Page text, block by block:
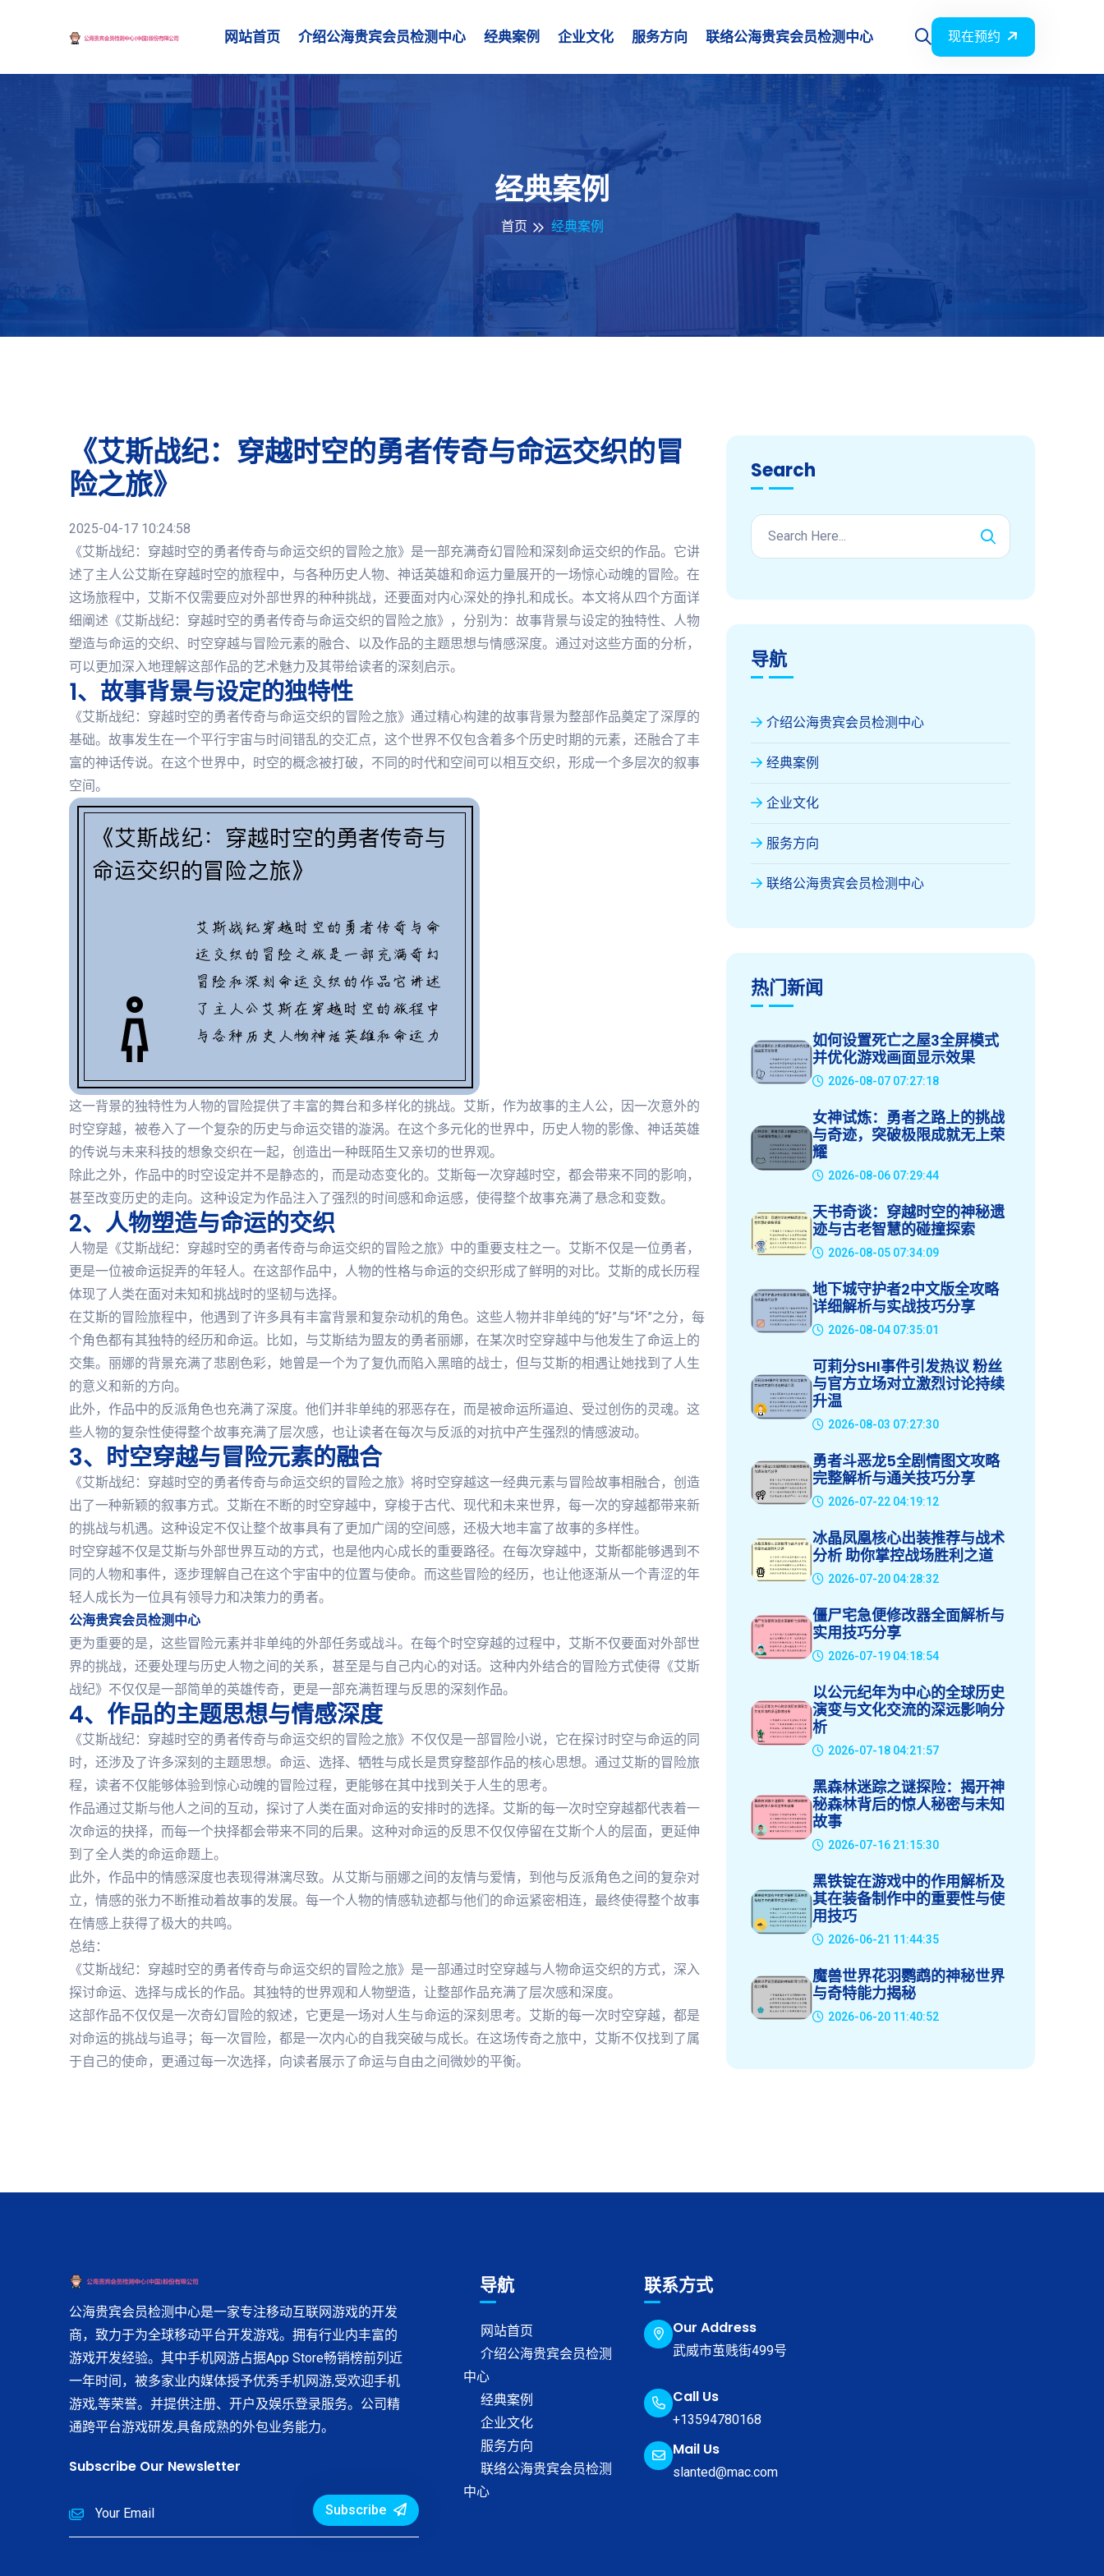
网站首页 介绍公海贵宾会员检测中心 经典案例 企业文化 服务方向 联络公海贵宾会员检测中心 现在预约
经典案例
首页 经典案例
《艾斯战纪：穿越时空的勇者传奇与命运交织的冒
险之旅》
2025-04-17 10:24:58
《艾斯战纪：穿越时空的勇者传奇与命运交织的冒险之旅》是一部充满奇幻冒险和深刻命运交织的作品。它讲
述了主人公艾斯在穿越时空的旅程中，与各种历史人物、神话英雄和命运力量展开的一场惊心动魄的冒险。在
这场旅程中，艾斯不仅需要应对外部世界的种种挑战，还要面对内心深处的挣扎和成长。本文将从四个方面详
细阐述《艾斯战纪：穿越时空的勇者传奇与命运交织的冒险之旅》，分别为：故事背景与设定的独特性、人物
塑造与命运的交织、时空穿越与冒险元素的融合、以及作品的主题思想与情感深度。通过对这些方面的分析，
可以更加深入地理解这部作品的艺术魅力及其带给读者的深刻启示。
1、故事背景与设定的独特性
《艾斯战纪：穿越时空的勇者传奇与命运交织的冒险之旅》通过精心构建的故事背景为整部作品奠定了深厚的
基础。故事发生在一个平行宇宙与时间错乱的交汇点，这个世界不仅包含着多个历史时期的元素，还融合了丰
富的神话传说。在这个世界中，时空的概念被打破，不同的时代和空间可以相互交织，形成一个多层次的叙事
空间。
这一背景的独特性为人物的冒险提供了丰富的舞台和多样化的挑战。艾斯，作为故事的主人公，因一次意外的
时空穿越，被卷入了一个复杂的历史与命运交错的漩涡。在这个多元化的世界中，历史人物的影像、神话英雄
的传说与未来科技的想象交织在一起，创造出一种既陌生又亲切的世界观。
除此之外，作品中的时空设定并不是静态的，而是动态变化的。艾斯每一次穿越时空，都会带来不同的影响，
甚至改变历史的走向。这种设定为作品注入了强烈的时间感和命运感，使得整个故事充满了悬念和变数。
2、人物塑造与命运的交织
人物是《艾斯战纪：穿越时空的勇者传奇与命运交织的冒险之旅》中的重要支柱之一。艾斯不仅是一位勇者，
更是一位被命运捉弄的年轻人。在这部作品中，人物的性格与命运的交织形成了鲜明的对比。艾斯的成长历程
体现了人类在面对未知和挑战时的坚韧与选择。
在艾斯的冒险旅程中，他遇到了许多具有丰富背景和复杂动机的角色。这些人物并非单纯的“好”与“坏”之分，每
个角色都有其独特的经历和命运。比如，与艾斯结为盟友的勇者丽娜，在某次时空穿越中与他发生了命运上的
交集。丽娜的背景充满了悲剧色彩，她曾是一个为了复仇而陷入黑暗的战士，但与艾斯的相遇让她找到了人生
的意义和新的方向。
此外，作品中的反派角色也充满了深度。他们并非单纯的邪恶存在，而是被命运所逼迫、受过创伤的灵魂。这
些人物的复杂性使得整个故事充满了层次感，也让读者在每次与反派的对抗中产生强烈的情感波动。
3、时空穿越与冒险元素的融合
《艾斯战纪：穿越时空的勇者传奇与命运交织的冒险之旅》将时空穿越这一经典元素与冒险故事相融合，创造
出了一种新颖的叙事方式。艾斯在不断的时空穿越中，穿梭于古代、现代和未来世界，每一次的穿越都带来新
的挑战与机遇。这种设定不仅让整个故事具有了更加广阔的空间感，还极大地丰富了故事的多样性。
时空穿越不仅是艾斯与外部世界互动的方式，也是他内心成长的重要路径。在每次穿越中，艾斯都能够遇到不
同的人物和事件，逐步理解自己在这个宇宙中的位置与使命。而这些冒险的经历，也让他逐渐从一个青涩的年
轻人成长为一位具有领导力和决策力的勇者。
公海贵宾会员检测中心
更为重要的是，这些冒险元素并非单纯的外部任务或战斗。在每个时空穿越的过程中，艾斯不仅要面对外部世
界的挑战，还要处理与历史人物之间的关系，甚至是与自己内心的对话。这种内外结合的冒险方式使得《艾斯
战纪》不仅仅是一部简单的英雄传奇，更是一部充满哲理与反思的深刻作品。
4、作品的主题思想与情感深度
《艾斯战纪：穿越时空的勇者传奇与命运交织的冒险之旅》不仅仅是一部冒险小说，它在探讨时空与命运的同
时，还涉及了许多深刻的主题思想。命运、选择、牺牲与成长是贯穿整部作品的核心思想。通过艾斯的冒险旅
程，读者不仅能够体验到惊心动魄的冒险过程，更能够在其中找到关于人生的思考。
作品通过艾斯与他人之间的互动，探讨了人类在面对命运的安排时的选择。艾斯的每一次时空穿越都代表着一
次命运的抉择，而每一个抉择都会带来不同的后果。这种对命运的反思不仅仅停留在艾斯个人的层面，更延伸
到了全人类的命运命题上。
此外，作品中的情感深度也表现得淋漓尽致。从艾斯与丽娜之间的友情与爱情，到他与反派角色之间的复杂对
立，情感的张力不断推动着故事的发展。每一个人物的情感轨迹都与他们的命运紧密相连，最终使得整个故事
在情感上获得了极大的共鸣。
总结：
《艾斯战纪：穿越时空的勇者传奇与命运交织的冒险之旅》是一部通过时空穿越与人物命运交织的方式，深入
探讨命运、选择与成长的作品。其独特的世界观和人物塑造，让整部作品充满了层次感和深度。
这部作品不仅仅是一次奇幻冒险的叙述，它更是一场对人生与命运的深刻思考。艾斯的每一次时空穿越，都是
对命运的挑战与追寻；每一次冒险，都是一次内心的自我突破与成长。在这场传奇之旅中，艾斯不仅找到了属
于自己的使命，更通过每一次选择，向读者展示了命运与自由之间微妙的平衡。
Search
导航
介绍公海贵宾会员检测中心
经典案例
企业文化
服务方向
联络公海贵宾会员检测中心
热门新闻
如何设置死亡之屋3全屏模式
并优化游戏画面显示效果
2026-08-07 07:27:18
女神试炼：勇者之路上的挑战
与奇迹，突破极限成就无上荣
耀
2026-08-06 07:29:44
天书奇谈：穿越时空的神秘遗
迹与古老智慧的碰撞探索
2026-08-05 07:34:09
地下城守护者2中文版全攻略
详细解析与实战技巧分享
2026-08-04 07:35:01
可莉分SHI事件引发热议 粉丝
与官方立场对立激烈讨论持续
升温
2026-08-03 07:27:30
勇者斗恶龙5全剧情图文攻略
完整解析与通关技巧分享
2026-07-22 04:19:12
冰晶凤凰核心出装推荐与战术
分析 助你掌控战场胜利之道
2026-07-20 04:28:32
僵尸宅急便修改器全面解析与
实用技巧分享
2026-07-19 04:18:54
以公元纪年为中心的全球历史
演变与文化交流的深远影响分
析
2026-07-18 04:21:57
黑森林迷踪之谜探险：揭开神
秘森林背后的惊人秘密与未知
故事
2026-07-16 21:15:30
黑铁锭在游戏中的作用解析及
其在装备制作中的重要性与使
用技巧
2026-06-21 11:44:35
魔兽世界花羽鹦鹉的神秘世界
与奇特能力揭秘
2026-06-20 11:40:52
公海贵宾会员检测中心是一家专注移动互联网游戏的开发
商，致力于为全球移动平台开发游戏。拥有行业内丰富的
游戏开发经验。其中手机网游占据App Store畅销榜前列近
一年时间，被多家业内媒体授予优秀手机网游,受欢迎手机
游戏,等荣誉。并提供注册、开户及娱乐登录服务。公司精
通跨平台游戏研发,具备成熟的外包业务能力。
Subscribe Our Newsletter
Subscribe
导航
网站首页
介绍公海贵宾会员检测
中心
经典案例
企业文化
服务方向
联络公海贵宾会员检测
中心
联系方式
Our Address
武威市茧贱街499号
Call Us
+13594780168
Mail Us
slanted@mac.com